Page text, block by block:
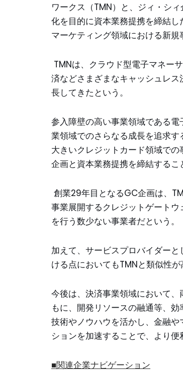
ワークス（TMN）と、ジィ・シ
化を目的に資本業務提携を締結
マーケティング領域における新規
TMNは、クラウド型電子マネー
済などさまざまなキャッシュレ
長してきたという。
参入障壁の高い事業領域である
業領域でのさらなる成長を追求
大きいクレジットカード領域で
企画と資本業務提携を締結するこ
創業29年目となるGC企画は、
事業展開するクレジットゲート
を行う数少ない事業者だという。
加えて、サービスプロバイダー
ける点においてもTMNと類似性
今後は、決済事業領域において
もに、開発リソースの融通等、
技術やノウハウを活かし、金融
ションを加速することで、より便
■関連企業ナビゲーション